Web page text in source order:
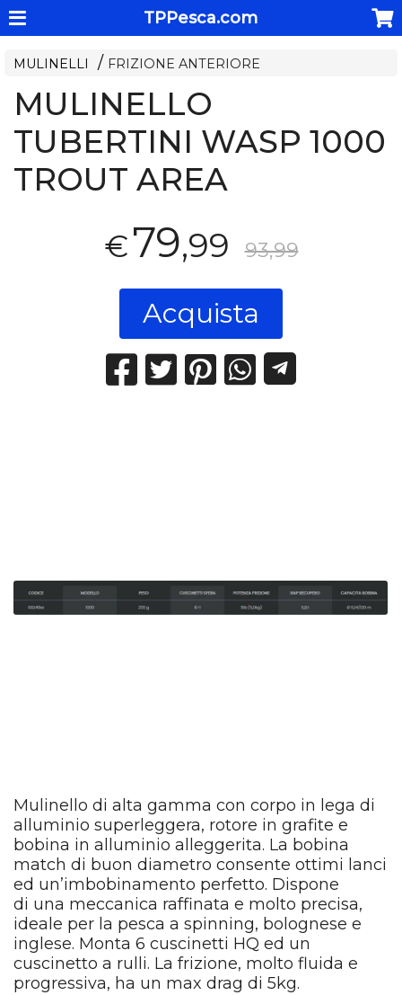
TPPesca.com
MULINELLI FRIZIONE ANTERIORE
MULINELLO
TUBERTINI WASP 1000
TROUT AREA
€79,99 93,99
Acquista
Mulinello di alta gamma con corpo in lega di
alluminio superleggera, rotore in grafite e
bobina in alluminio alleggerita. La bobina
match di buon diametro consente ottimi lanci
ed un’imbobinamento perfetto. Dispone
di una meccanica raffinata e molto precisa,
ideale per la pesca a spinning, bolognese e
inglese. Monta 6 cuscinetti HQ ed un
cuscinetto a rulli. La frizione, molto fluida e
progressiva, ha un max drag di 5kg.